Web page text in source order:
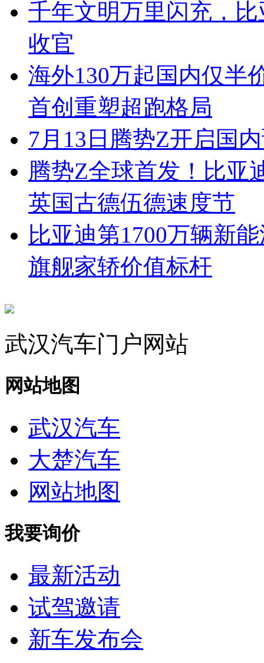
千年文明万里闪充，
收官
海外130万起国内仅半
首创重塑超跑格局
7月13日腾势Z开启国
腾势Z全球首发！比亚
英国古德伍德速度节
比亚迪第1700万辆新
旗舰家轿价值标杆
武汉汽车门户网站
网站地图
武汉汽车
大楚汽车
网站地图
我要询价
最新活动
试驾邀请
新车发布会